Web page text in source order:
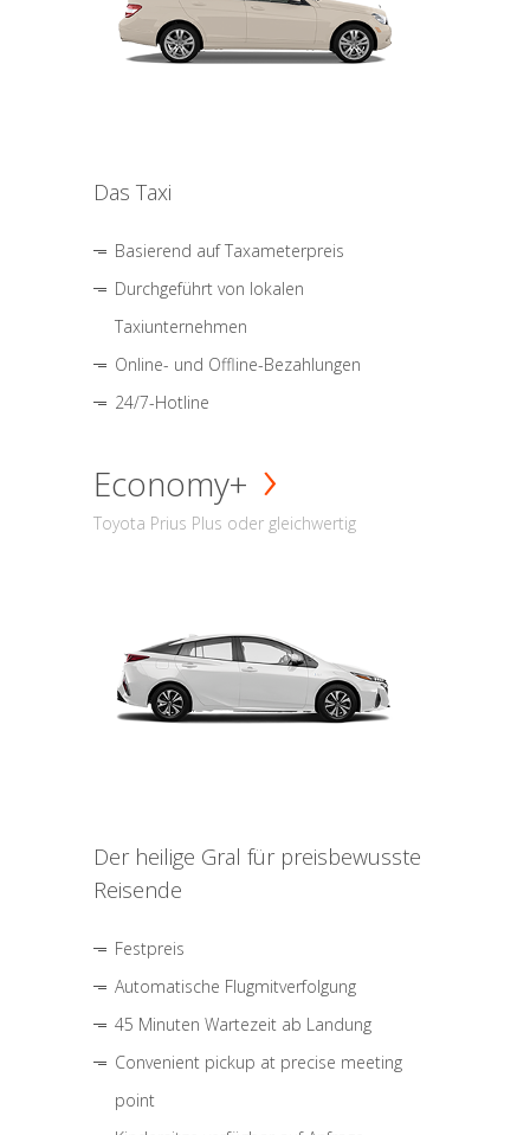
Das Taxi
Basierend auf Taxameterpreis
Durchgeführt von lokalen
Taxiunternehmen
Online- und Offline-Bezahlungen
24/7-Hotline
Economy+
Toyota Prius Plus oder gleichwertig
Der heilige Gral für preisbewusste
Reisende
Festpreis
Automatische Flugmitverfolgung
45 Minuten Wartezeit ab Landung
Convenient pickup at precise meeting
point